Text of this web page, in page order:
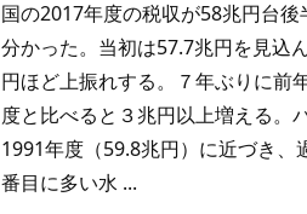
国の2017年度の税収が58兆円台
分かった。当初は57.7兆円を見込
円ほど上振れする。７年ぶりに前
度と比べると３兆円以上増える。
1991年度（59.8兆円）に近づき、
番目に多い水 ...